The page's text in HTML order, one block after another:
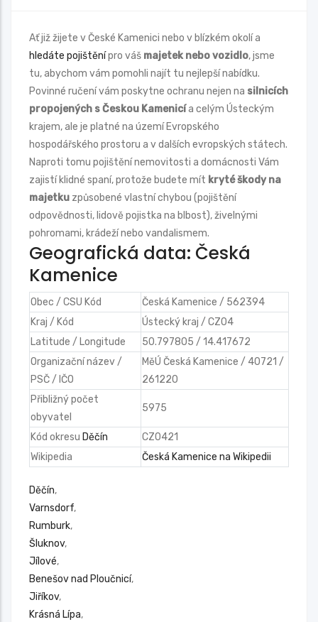
Ať již žijete v České Kamenici nebo v blízkém okolí a
hledáte pojištěnípro váš majetek nebo vozidlo, jsme
tu, abychom vám pomohli najít tu nejlepší nabídku.
Povinné ručení vám poskytne ochranu nejen na silnicích
propojených s Českou Kamenicía celým Ústeckým
krajem, ale je platné na území Evropského
hospodářského prostoru a v dalších evropských státech.
Naproti tomu pojištění nemovitosti a domácnosti Vám
zajistí klidné spaní, protože budete mít kryté škody na
majetku způsobené vlastní chybou (pojištění
odpovědnosti, lidově pojistka na blbost), živelnými
pohromami, krádeží nebo vandalismem.
Geografická data: Česká
Kamenice
Obec / CSU Kód
Česká Kamenice / 562394
Kraj / Kód
Ústecký kraj / CZ04
Latitude / Longitude
50.797805 / 14.417672
Organizační název /
PSČ / IČO
MěÚ Česká Kamenice / 40721 /
261220
Přibližný počet
obyvatel
5975
Kód okresu Děčín
CZ0421
Wikipedia
Česká Kamenice na Wikipedii
Děčín,
Varnsdorf,
Rumburk,
Šluknov,
Jílové,
Benešov nad Ploučnicí,
Jiříkov,
Krásná Lípa,